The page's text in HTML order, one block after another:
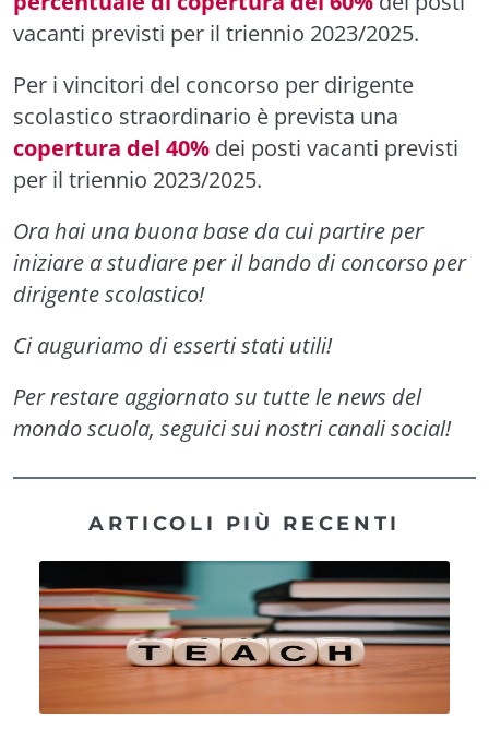
vacanti previsti per il triennio 2023/2025.
Per i vincitori del concorso per dirigente
scolastico straordinario è prevista una
copertura del 40% dei posti vacanti previsti
per il triennio 2023/2025.
Ora hai una buona base da cui partire per
iniziare a studiare per il bando di concorso per
dirigente scolastico!
Ci auguriamo di esserti stati utili!
Per restare aggiornato su tutte le news del
mondo scuola, seguici sui nostri canali social!
ARTICOLI PIÙ RECENTI